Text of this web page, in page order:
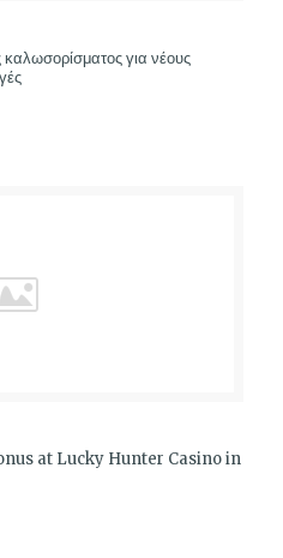
για νέους
at Lucky Hunter Casino in